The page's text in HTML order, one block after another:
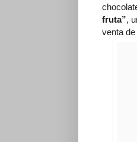
fruta”,
venta